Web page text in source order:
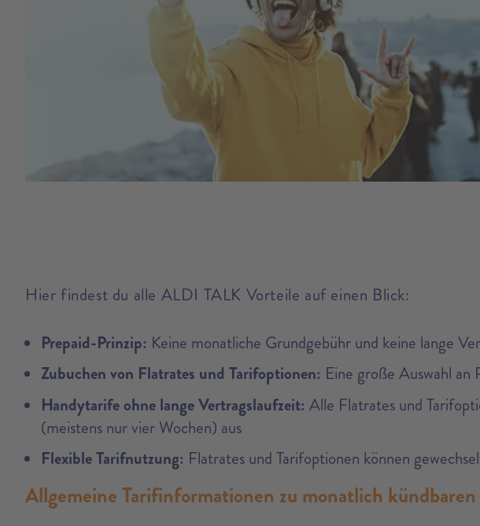
Hier findest du alle ALDI TALK Vorteile auf einen Blick:
Prepaid-Prinzip: Keine monatliche Grundgebühr und keine lange
Zubuchen von Flatrates und Tarifoptionen: Eine große Auswahl an
Handytarife ohne lange Vertragslaufzeit: Alle Flatrates und
(meistens nur vier Wochen) aus
Flexible Tarifnutzung: Flatrates und Tarifoptionen können
Allgemeine Tarifinformationen zu monatlich